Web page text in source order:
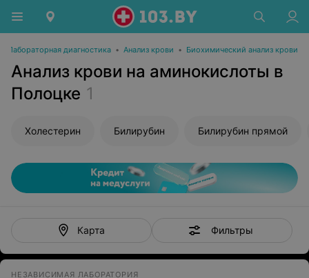
Лабораторная диагностика • Анализ крови • Биохимический анализ крови
Анализ крови на аминокислоты в
Полоцке 1
Холестерин Билирубин Билирубин прямой
Карта Фильтры
НЕЗАВИСИМАЯ ЛАБОРАТОРИЯ